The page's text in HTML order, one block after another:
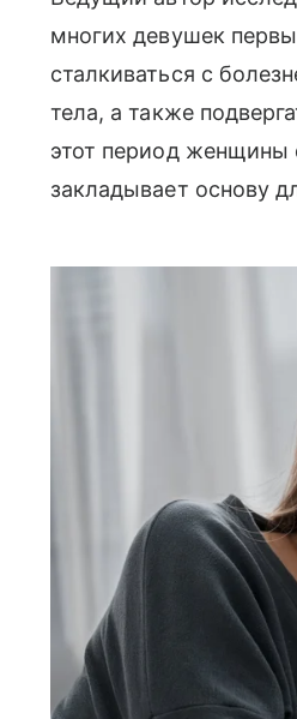
многих девушек
сталкиваться с
тела, а также
этот период женщины
закладывает основу